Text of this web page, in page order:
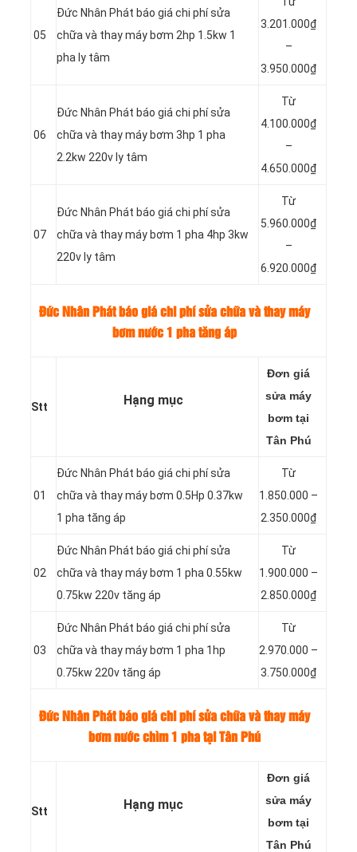
05
Đức Nhân Phát báo giá chi phí sửa
chữa và thay máy bơm 2hp 1.5kw 1
pha ly tâm
3.201.000₫
–
3.950.000₫
06
Đức Nhân Phát báo giá chi phí sửa
chữa và thay máy bơm 3hp 1 pha
2.2kw 220v ly tâm
Từ
4.100.000₫
–
4.650.000₫
07
Đức Nhân Phát báo giá chi phí sửa
chữa và thay máy bơm 1 pha 4hp 3kw
220v ly tâm
Từ
5.960.000₫
–
6.920.000₫
Đức Nhân Phát báo giá chi phí sửa chữa và thay máy
bơm nước 1 pha tăng áp
Stt Hạng mục
Đơn giá
sửa máy
bơm tại
Tân Phú
01
Đức Nhân Phát báo giá chi phí sửa
chữa và thay máy bơm 0.5Hp 0.37kw
1 pha tăng áp
Từ
1.850.000 –
2.350.000₫
02
Đức Nhân Phát báo giá chi phí sửa
chữa và thay máy bơm 1 pha 0.55kw
0.75kw 220v tăng áp
Từ
1.900.000 –
2.850.000₫
03
Đức Nhân Phát báo giá chi phí sửa
chữa và thay máy bơm 1 pha 1hp
0.75kw 220v tăng áp
Từ
2.970.000 –
3.750.000₫
Đức Nhân Phát báo giá chi phí sửa chữa và thay máy
bơm nước chìm 1 pha tại Tân Phú
Stt Hạng mục
Đơn giá
sửa máy
bơm tại
Tân Phú